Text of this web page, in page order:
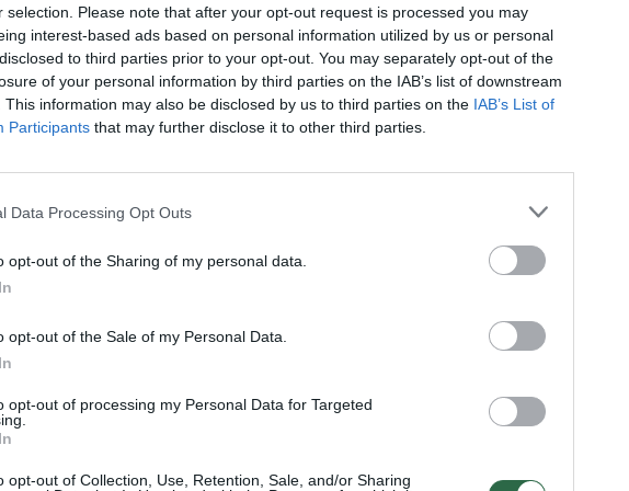
selection. Please note that after your opt-out request is processed you may
interest-based ads based on personal information utilized by us or personal
to third parties prior to your opt-out. You may separately opt-out of the
of your personal information by third parties on the IAB’s list of downstream
This information may also be disclosed by us to third parties on the IAB’s List of
Participants that may further disclose it to other third parties.
Data Processing Opt Outs
opt-out of the Sharing of my personal data.
opt-out of the Sale of my Personal Data.
opt-out of processing my Personal Data for Targeted
opt-out of Collection, Use, Retention, Sale, and/or Sharing
Visi įrašai
–
kasdienybė – priekabiavimas, patyčios ir
Aukštaitijos pučiamųjų orkestras
Žinios Lietuvos diena
įsitvirtinti Ukrainos
neteisus
Laidos | Nauja diena